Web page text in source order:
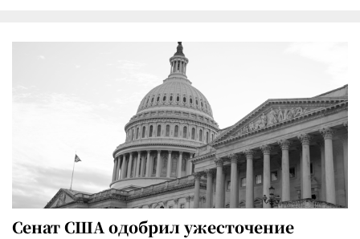
Сенат США одобрил ужесточение